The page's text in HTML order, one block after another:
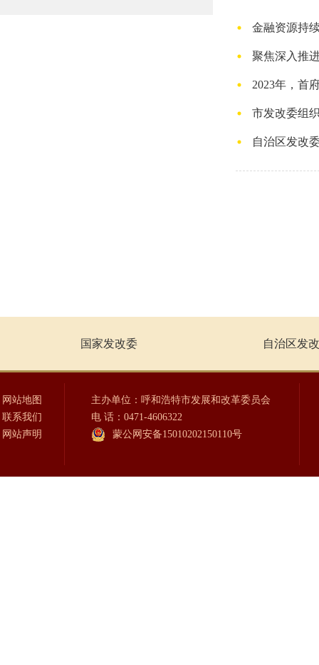
金融资源持
聚焦深入推
2023年，首
市发改委组
自治区发改
国家发改委 自治区发
网站地图
联系我们
网站声明
主办单位：呼和浩特市发展和改革委员会
电 话：0471-4606322
蒙公网安备15010202150110号